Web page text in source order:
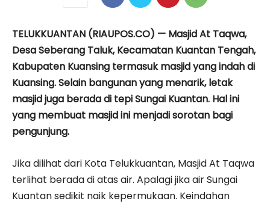
TELUKKUANTAN (RIAUPOS.CO) — Masjid At Taqwa,
Desa Seberang Taluk, Kecamatan Kuantan Tengah,
Kabupaten Kuansing termasuk masjid yang indah di
Kuansing. Selain bangunan yang menarik, letak
masjid juga berada di tepi Sungai Kuantan. Hal ini
yang membuat masjid ini menjadi sorotan bagi
pengunjung.
Jika dilihat dari Kota Telukkuantan, Masjid At Taqwa
terlihat berada di atas air. Apalagi jika air Sungai
Kuantan sedikit naik kepermukaan. Keindahan